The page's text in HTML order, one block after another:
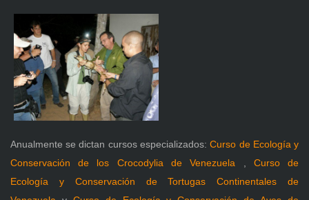
Anualmente se dictan cursos especializados:Curso de Ecología y
Conservación de los Crocodylia de Venezuela
Curso de
Ecología y Conservación de Tortugas Continentales de